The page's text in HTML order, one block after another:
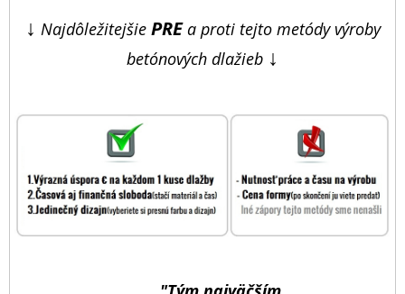
↓ Najdôležitejšie PREa proti tejto metódy výroby
betónových dlažieb ↓